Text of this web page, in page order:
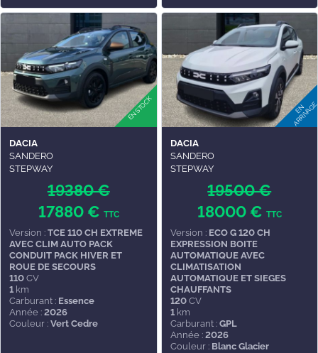
DACIA
SANDERO
STEPWAY
19380 €
17880 € TTC
Version : TCE 110 CH EXTREME
AVEC CLIM AUTO PACK
CONDUIT PACK HIVER ET
ROUE DE SECOURS
110 CV
1 km
Carburant : Essence
Année : 2026
Couleur : Vert Cedre
DACIA
SANDERO
STEPWAY
19500 €
18000 € TTC
Version : ECO G 120 CH
EXPRESSION BOITE
AUTOMATIQUE AVEC
CLIMATISATION
AUTOMATIQUE ET SIEGES
CHAUFFANTS
120CV
1km
Carburant : GPL
Année : 2026
Couleur : Blanc Glacier